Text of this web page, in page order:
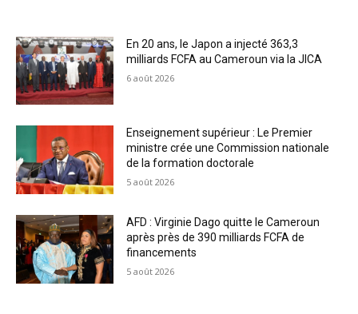
En 20 ans, le Japon a injecté 363,3
milliards FCFA au Cameroun via la JICA
6 août 2026
Enseignement supérieur : Le Premier
ministre crée une Commission nationale
de la formation doctorale
5 août 2026
AFD : Virginie Dago quitte le Cameroun
après près de 390 milliards FCFA de
financements
5 août 2026